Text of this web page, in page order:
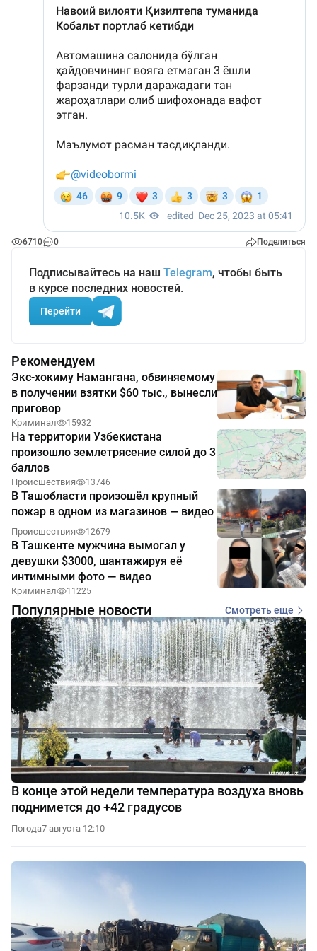
6710 0 Поделиться
Подписывайтесь на наш Telegram, чтобы быть
в курсе последних новостей.
Перейти
Рекомендуем
Экс-хокиму Намангана, обвиняемому
в получении взятки $60 тыс., вынесли
приговор
Криминал 15932
На территории Узбекистана
произошло землетрясение силой до 3
баллов
Происшествия 13746
В Ташобласти произошёл крупный
пожар в одном из магазинов — видео
Происшествия 12679
В Ташкенте мужчина вымогал у
девушки $3000, шантажируя её
интимными фото — видео
Криминал 11225
Популярные новости Смотреть еще
В конце этой недели температура воздуха вновь
поднимется до +42 градусов
Погода7 августа 12:10